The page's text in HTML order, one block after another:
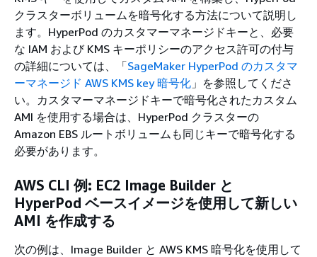
クラスターボリュームを暗号化する方法について説明し
ます。HyperPod のカスタマーマネージドキーと、必要
な IAM および KMS キーポリシーのアクセス許可の付与
の詳細については、「SageMaker HyperPod のカスタマ
ーマネージド AWS KMS key 暗号化 」を参照してくださ
い。カスタマーマネージドキーで暗号化されたカスタム
AMI を使用する場合は、HyperPod クラスターの
Amazon EBS ルートボリュームも同じキーで暗号化する
必要があります。
AWS CLI 例: EC2 Image Builder と
HyperPod ベースイメージを使用して新しい
AMI を作成する
次の例は、Image Builder と AWS KMS 暗号化を使用して